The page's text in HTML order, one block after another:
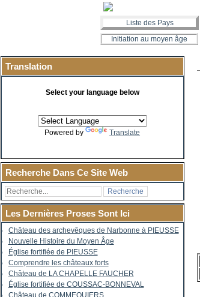
Liste des Pays
Initiation au moyen âge
Translation
Select your language below
Powered by Translate
Recherche Dans Ce Site Web
Les Dernières Proses Sont Ici
Château des archevêques de Narbonne à PIEUSSE
Nouvelle Histoire du Moyen Âge
Église fortifiée de PIEUSSE
Comprendre les châteaux forts
Château de LA CHAPELLE FAUCHER
Église fortifiée de COUSSAC-BONNEVAL
Château de COMMEQUIERS